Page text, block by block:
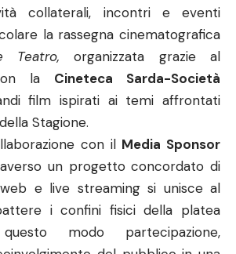
collaterali, incontri e eventi
la rassegna cinematografica
Teatro,organizzata grazie al
la Cineteca Sarda-Società
film ispirati ai temi affrontati
Stagione.
con il Media Sponsor
un progetto concordato di
e live streaming si unisce al
i confini fisici della platea
modo partecipazione,